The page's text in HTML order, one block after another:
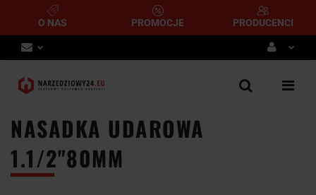
O NAS PROMOCJE PRODUCENCI
Zaloguj się
NASADKA UDAROWA
1.1/2"80MM